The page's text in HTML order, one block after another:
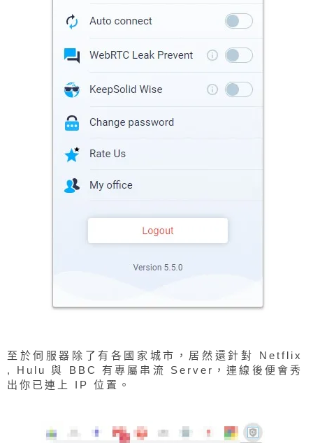
至於伺服器除了有各國家城市，居然還針對 Netflix
, Hulu 與 BBC 有專屬串流 Server，連線後便會秀
出你已連上 IP 位置。